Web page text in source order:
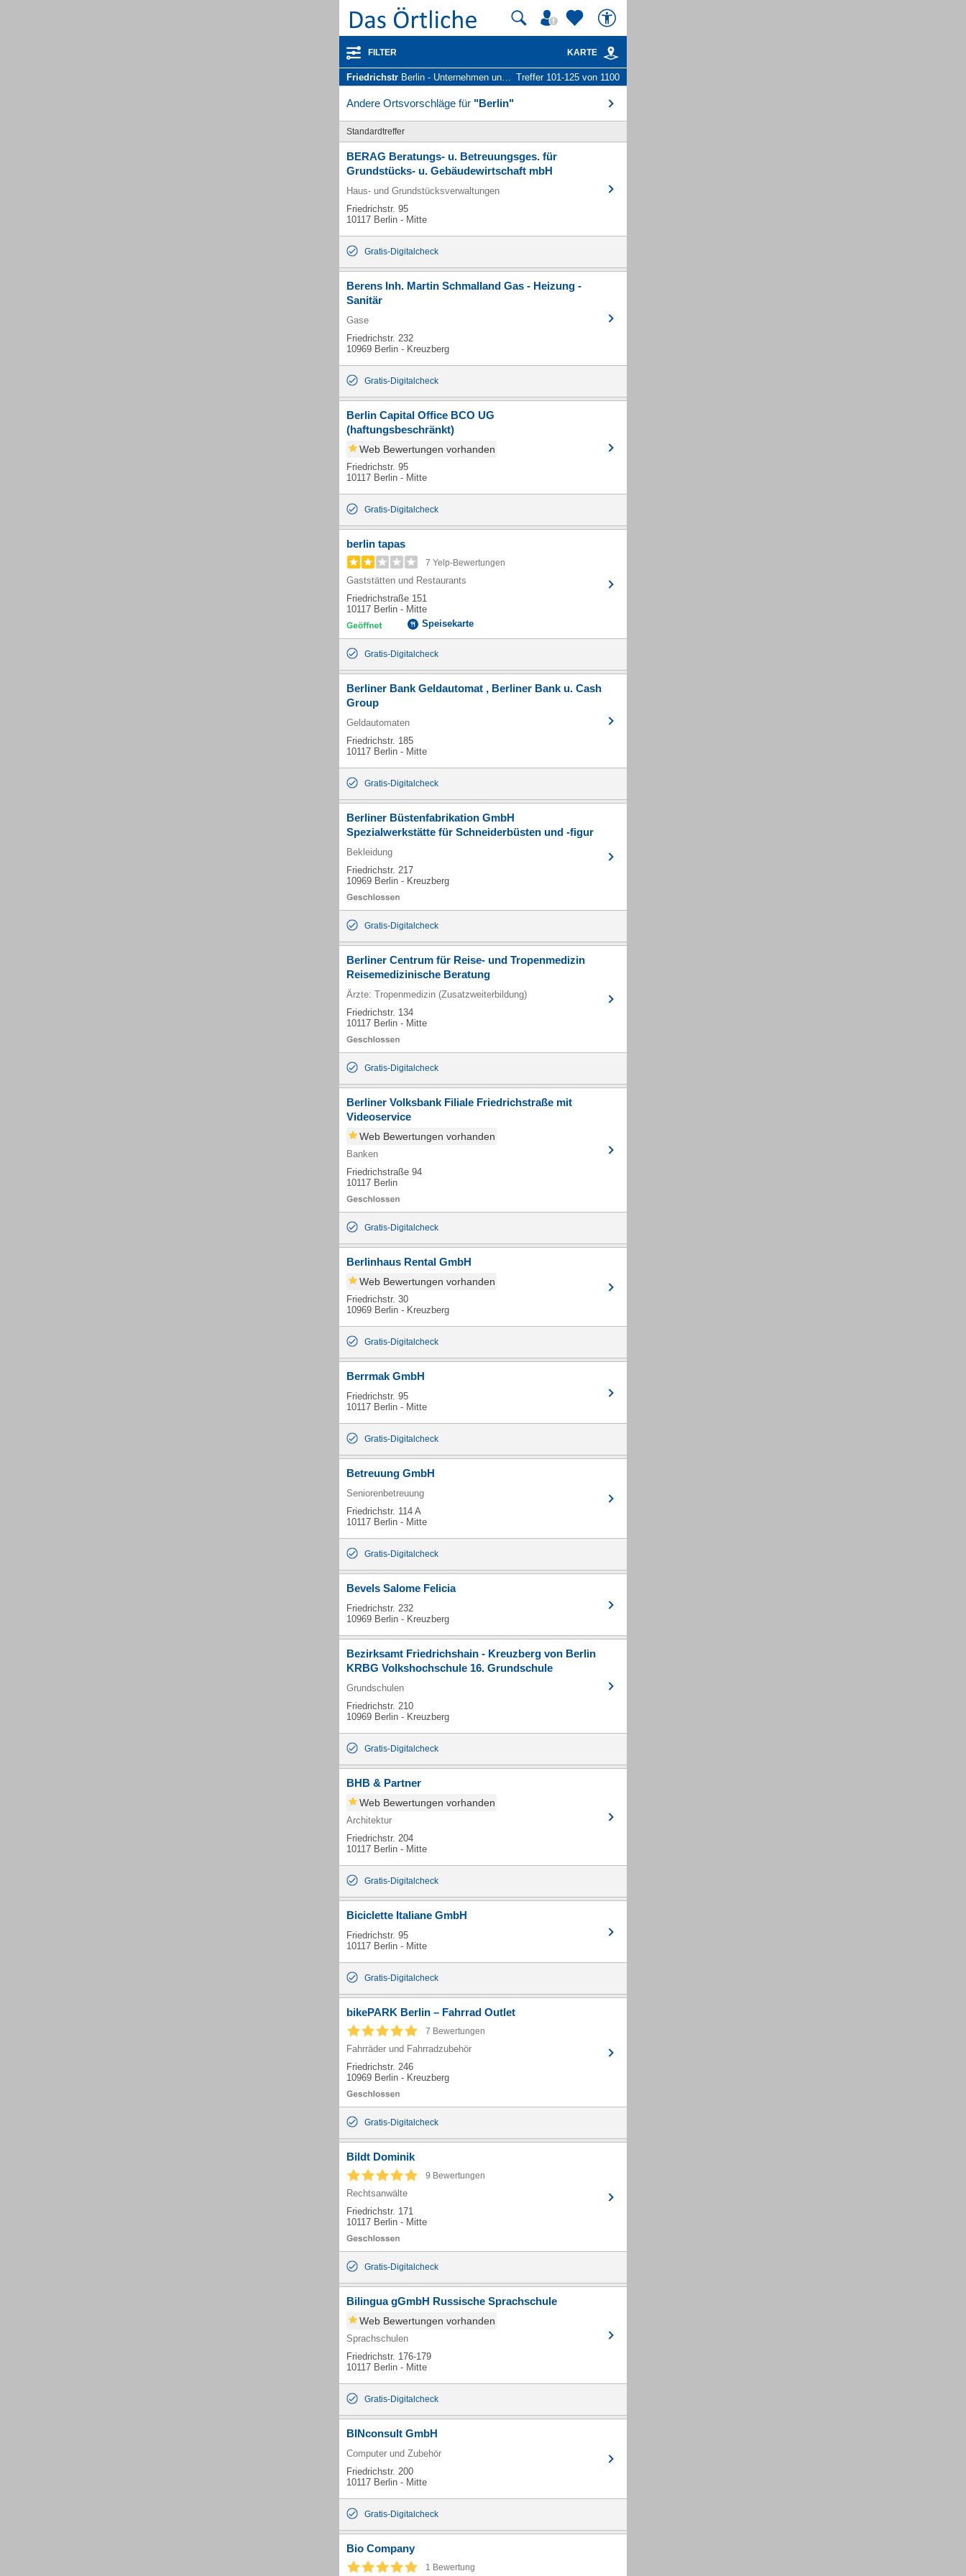
FILTER KARTE
Friedrichstr Berlin - Unternehmen und Personen Treffer 101-125 von 1100
Andere Ortsvorschläge für "Berlin"
Standardtreffer
BERAG Beratungs- u. Betreuungsges. für
Grundstücks- u. Gebäudewirtschaft mbH
Haus- und Grundstücksverwaltungen
Friedrichstr. 95
10117 Berlin - Mitte
Gratis-Digitalcheck
Berens Inh. Martin Schmalland Gas - Heizung -
Sanitär
Gase
Friedrichstr. 232
10969 Berlin - Kreuzberg
Gratis-Digitalcheck
Berlin Capital Office BCO UG
(haftungsbeschränkt)
Web Bewertungen vorhanden
Friedrichstr. 95
10117 Berlin - Mitte
Gratis-Digitalcheck
berlin tapas
7 Yelp-Bewertungen
Gaststätten und Restaurants
Friedrichstraße 151
10117 Berlin - Mitte
Speisekarte
Gratis-Digitalcheck
Berliner Bank Geldautomat , Berliner Bank u. Cash
Group
Geldautomaten
Friedrichstr. 185
10117 Berlin - Mitte
Gratis-Digitalcheck
Berliner Büstenfabrikation GmbH
Spezialwerkstätte für Schneiderbüsten und -figur
Bekleidung
Friedrichstr. 217
10969 Berlin - Kreuzberg
Gratis-Digitalcheck
Berliner Centrum für Reise- und Tropenmedizin
Reisemedizinische Beratung
Ärzte: Tropenmedizin (Zusatzweiterbildung)
Friedrichstr. 134
10117 Berlin - Mitte
Gratis-Digitalcheck
Berliner Volksbank Filiale Friedrichstraße mit
Videoservice
Web Bewertungen vorhanden
Banken
Friedrichstraße 94
10117 Berlin
Gratis-Digitalcheck
Berlinhaus Rental GmbH
Web Bewertungen vorhanden
Friedrichstr. 30
10969 Berlin - Kreuzberg
Gratis-Digitalcheck
Berrmak GmbH
Friedrichstr. 95
10117 Berlin - Mitte
Gratis-Digitalcheck
Betreuung GmbH
Seniorenbetreuung
Friedrichstr. 114 A
10117 Berlin - Mitte
Gratis-Digitalcheck
Bevels Salome Felicia
Friedrichstr. 232
10969 Berlin - Kreuzberg
Bezirksamt Friedrichshain - Kreuzberg von Berlin
KRBG Volkshochschule 16. Grundschule
Grundschulen
Friedrichstr. 210
10969 Berlin - Kreuzberg
Gratis-Digitalcheck
BHB & Partner
Web Bewertungen vorhanden
Architektur
Friedrichstr. 204
10117 Berlin - Mitte
Gratis-Digitalcheck
Biciclette Italiane GmbH
Friedrichstr. 95
10117 Berlin - Mitte
Gratis-Digitalcheck
bikePARK Berlin – Fahrrad Outlet
7 Bewertungen
Fahrräder und Fahrradzubehör
Friedrichstr. 246
10969 Berlin - Kreuzberg
Gratis-Digitalcheck
Bildt Dominik
9 Bewertungen
Rechtsanwälte
Friedrichstr. 171
10117 Berlin - Mitte
Gratis-Digitalcheck
Bilingua gGmbH Russische Sprachschule
Web Bewertungen vorhanden
Sprachschulen
Friedrichstr. 176-179
10117 Berlin - Mitte
Gratis-Digitalcheck
BINconsult GmbH
Computer und Zubehör
Friedrichstr. 200
10117 Berlin - Mitte
Gratis-Digitalcheck
Bio Company
1 Bewertung